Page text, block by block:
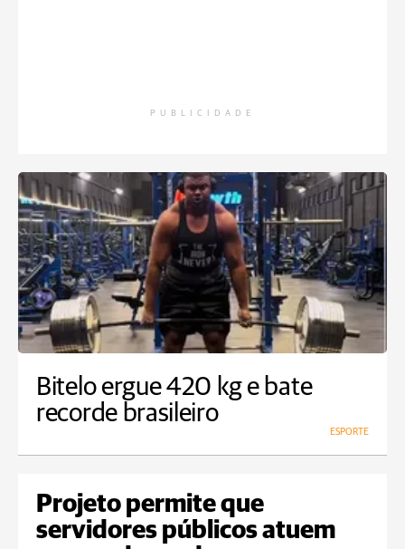
PUBLICIDADE
Bitelo ergue 420 kg e bate
recorde brasileiro
ESPORTE
Projeto permite que
servidores públicos atuem